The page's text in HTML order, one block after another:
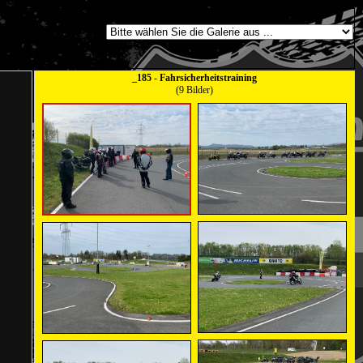
_185 - Fahrsicherheitstraining
(9 Bilder)